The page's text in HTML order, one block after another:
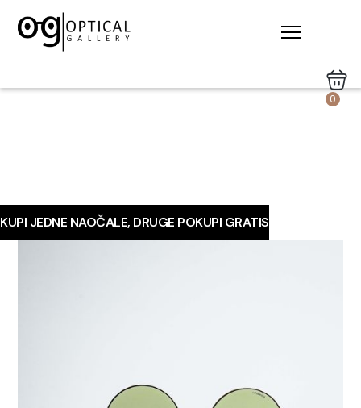
0
KUPI JEDNE NAOČALE, DRUGE POKUPI GRATIS